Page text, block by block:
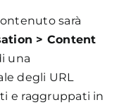
sarà
> Content
una
degli URL
e raggruppati in